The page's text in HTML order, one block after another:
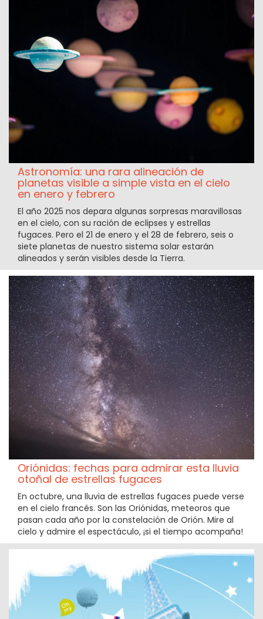
Astronomía: una rara alineación de
planetas visible a simple vista en el cielo
en enero y febrero
El año 2025 nos depara algunas sorpresas maravillosas
en el cielo, con su ración de eclipses y estrellas
fugaces. Pero el 21 de enero y el 28 de febrero, seis o
siete planetas de nuestro sistema solar estarán
alineados y serán visibles desde la Tierra.
Oriónidas: fechas para admirar esta lluvia
otoñal de estrellas fugaces
En octubre, una lluvia de estrellas fugaces puede verse
en el cielo francés. Son las Oriónidas, meteoros que
pasan cada año por la constelación de Orión. Mire al
cielo y admire el espectáculo, ¡si el tiempo acompaña!